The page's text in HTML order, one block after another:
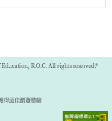
R.O.C. All rights reserved.®
得最佳瀏覽體驗